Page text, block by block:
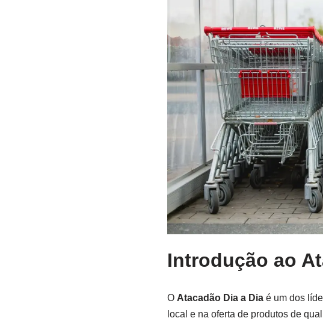
Introdução ao
O Atacadão Dia a Diaé um dos
local e na oferta de produtos de